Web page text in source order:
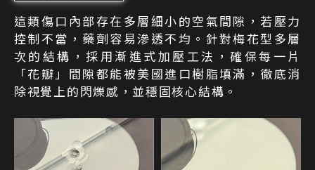
這類傷口內部存在多層細小的空氣間隙，若壓力
控制不當，藥劑容易滲透不均。針對梅花型多層
次的結構，採用漸進式加壓工法，確保每一片
「花瓣」間隙都能被美國進口樹脂填滿，徹底消
除視覺上的閃爍感，並穩固核心結構。